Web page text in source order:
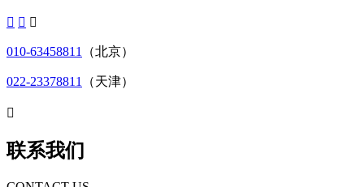
  
010-63458811 （北京）
022-23378811 （天津）

联系我们